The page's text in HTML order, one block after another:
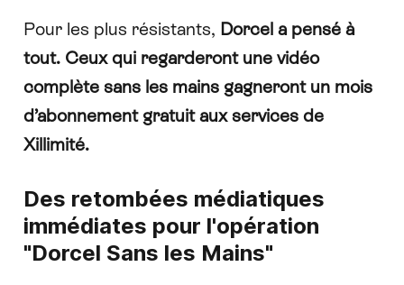
Pour les plus résistants, Dorcel a pensé à
tout. Ceux qui regarderont une vidéo
complète sans les mains gagneront un mois
d’abonnement gratuit aux services de
Xillimité.
Des retombées médiatiques
immédiates pour l'opération
"Dorcel Sans les Mains"